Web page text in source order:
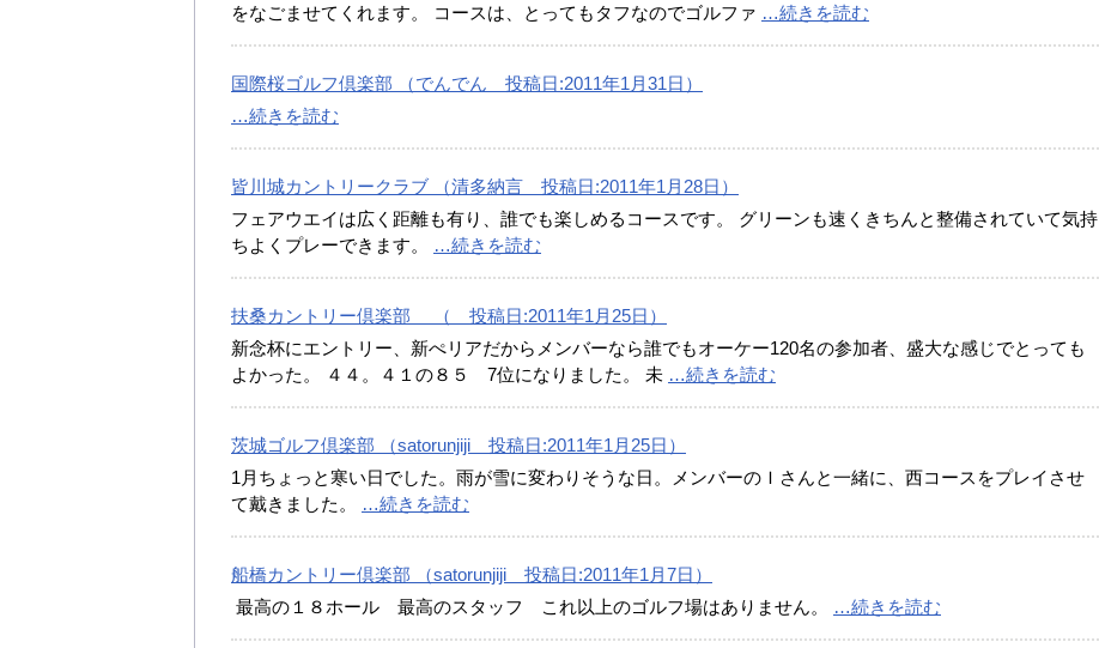
をなごませてくれます。 コースは、とってもタフなのでゴルファ …続きを読む
国際桜ゴルフ倶楽部 （でんでん 投稿日:2011年1月31日）
…続きを読む
皆川城カントリークラブ （清多納言 投稿日:2011年1月28日）
フェアウエイは広く距離も有り、誰でも楽しめるコースです。 グリーンも速くきちんと整備されていて気持
ちよくプレーできます。
…続きを読む
扶桑カントリー倶楽部 （ 投稿日:2011年1月25日）
新念杯にエントリー、新ぺリアだからメンバーなら誰でもオーケー120名の参加者、盛大な感じでとっても
よかった。 ４４。４１の８５ 7位になりました。 未 …続きを読む
茨城ゴルフ倶楽部 （satorunjiji 投稿日:2011年1月25日）
1月ちょっと寒い日でした。雨が雪に変わりそうな日。メンバーのＩさんと一緒に、西コースをプレイさせ
て戴きました。
…続きを読む
船橋カントリー倶楽部 （satorunjiji 投稿日:2011年1月7日）
最高の１８ホール 最高のスタッフ これ以上のゴルフ場はありません。
…続きを読む